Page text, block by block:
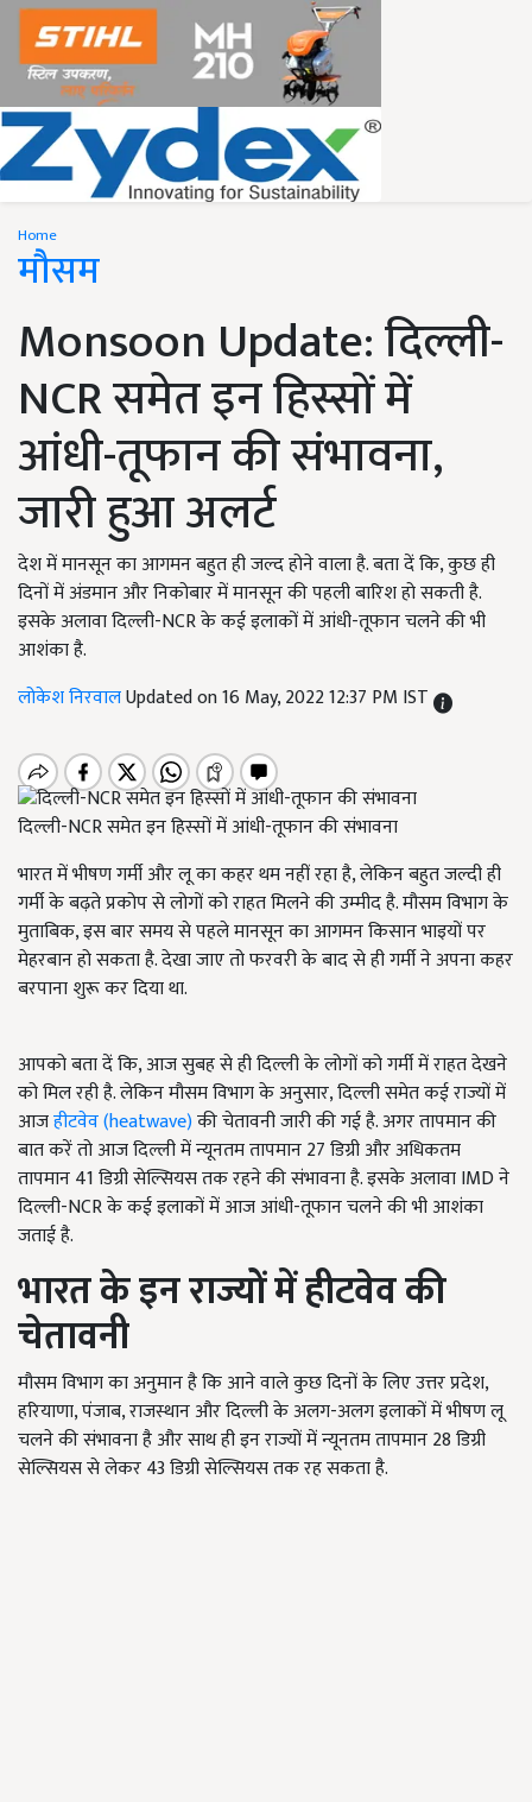
Home
मौसम
Monsoon Update: दिल्ली-
NCR समेत इन हिस्सों में
आंधी-तूफान की संभावना,
जारी हुआ अलर्ट
देश में मानसून का आगमन बहुत ही जल्द होने वाला है. बता दें कि, कुछ ही
दिनों में अंडमान और निकोबार में मानसून की पहली बारिश हो सकती है.
इसके अलावा दिल्ली-NCR के कई इलाकों में आंधी-तूफान चलने की भी
आशंका है.
लोकेश निरवालUpdated on 16 May, 2022 12:37 PM IST
दिल्ली-NCR समेत इन हिस्सों में आंधी-तूफान की संभावना
भारत में भीषण गर्मी और लू का कहर थम नहीं रहा है, लेकिन बहुत जल्दी ही
गर्मी के बढ़ते प्रकोप से लोगों को राहत मिलने की उम्मीद है. मौसम विभाग के
मुताबिक, इस बार समय से पहले मानसून का आगमन किसान भाइयों पर
मेहरबान हो सकता है. देखा जाए तो फरवरी के बाद से ही गर्मी ने अपना कहर
बरपाना शुरू कर दिया था.
आपको बता दें कि, आज सुबह से ही दिल्ली के लोगों को गर्मी में राहत देखने
को मिल रही है. लेकिन मौसम विभाग के अनुसार, दिल्ली समेत कई राज्यों में
आजहीटवेव (heatwave)की चेतावनी जारी की गई है. अगर तापमान की
बात करें तो आज दिल्ली में न्यूनतम तापमान 27 डिग्री और अधिकतम
तापमान 41 डिग्री सेल्सियस तक रहने की संभावना है. इसके अलावा IMD ने
दिल्ली-NCR के कई इलाकों में आज आंधी-तूफान चलने की भी आशंका
जताई है.
भारत के इन राज्यों में हीटवेव की
चेतावनी
मौसम विभाग का अनुमान है कि आने वाले कुछ दिनों के लिए उत्तर प्रदेश,
हरियाणा, पंजाब, राजस्थान और दिल्ली के अलग-अलग इलाकों में भीषण लू
चलने की संभावना है और साथ ही इन राज्यों में न्यूनतम तापमान 28 डिग्री
सेल्सियस से लेकर 43 डिग्री सेल्सियस तक रह सकता है.